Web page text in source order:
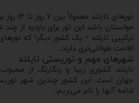
تورهای
حواستان باشد این تور برای بازدید از چند
ترکیبی تایلند + یک کشور دیگر! که
اقامت طولانی‌تری دارند.
شهرهای مهم و توریستی تایلند
تایلند کشوری زیبا و رنگارنگ از
جهان است. این کشور چندین شهر
ادامه آنها را نام می‌بریم: